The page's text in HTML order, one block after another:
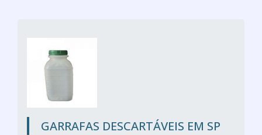
GARRAFAS DESCARTÁVEIS EM SP